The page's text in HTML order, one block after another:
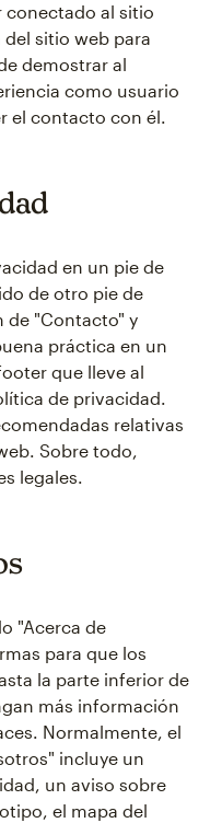
conectado al sitio
sitio web para
demostrar al
como usuario
el contacto con él.
en un pie de
de otro pie de
de "Contacto" y
práctica en un
que lleve al
de privacidad.
relativas
Sobre todo,
legales.
"Acerca de
para que los
la parte inferior de
más información
Normalmente, el
incluye un
un aviso sobre
el mapa del